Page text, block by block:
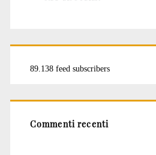
89.138 feed subscribers
Commenti recenti